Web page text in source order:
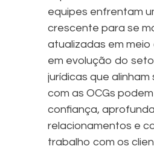
equipes enfrentam
crescente para se
atualizadas em
em evolução do
jurídicas que alinham
com as OCGs
confiança,
relacionamentos e
trabalho com os